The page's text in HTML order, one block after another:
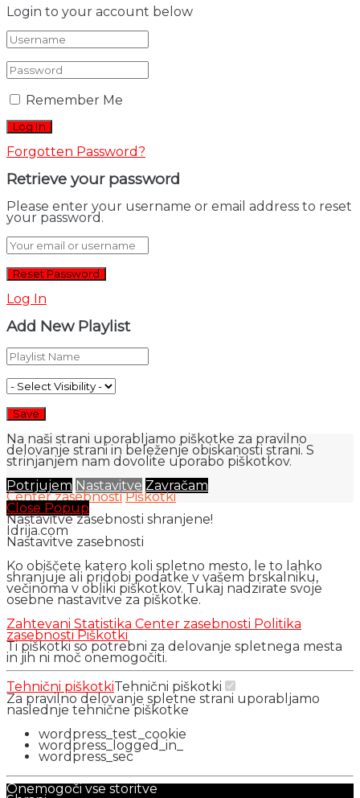
Login to your account below
Remember Me
Forgotten Password?
Retrieve your password
Please enter your username or email address to reset
your password.
Log In
Add New Playlist
Na naši strani uporabljamo piškotke za pravilno
delovanje strani in beleženje obiskanosti strani. S
strinjanjem nam dovolite uporabo piškotkov.
Potrjujem Nastavitve Zavračam
Center zasebnosti Piškotki
Close Popup
Nastavitve zasebnosti shranjene!
Idrija.com
Nastavitve zasebnosti
Ko obiščete katero koli spletno mesto, le to lahko
shranjuje ali pridobi podatke v vašem brskalniku,
večinoma v obliki piškotkov. Tukaj nadzirate svoje
osebne nastavitve za piškotke.
Zahtevani Statistika Center zasebnosti Politika
zasebnosti Piškotki
Ti piškotki so potrebni za delovanje spletnega mesta
in jih ni moč onemogočiti.
Tehnični piškotkiTehnični piškotki
Za pravilno delovanje spletne strani uporabljamo
naslednje tehnične piškotke
wordpress_test_cookie
wordpress_logged_in_
wordpress_sec
Onemogoči vse storitve